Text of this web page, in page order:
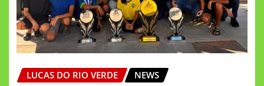
LUCAS DO RIO VERDE NEWS